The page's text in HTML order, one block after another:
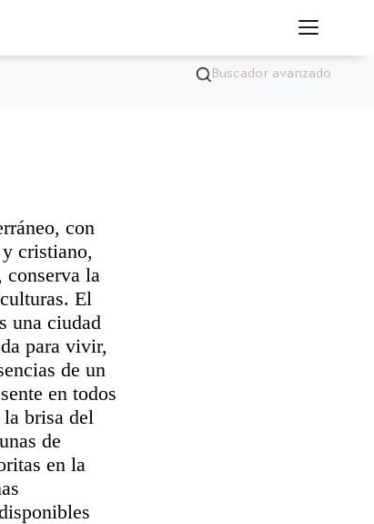
Buscador avanzado
con
cristiano,
la
El
una ciudad
para vivir,
de un
en todos
brisa del
de
en la